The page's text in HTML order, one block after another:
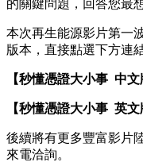
的關鍵問題，回答您最
本次再生能源影片第一
版本，直接點選下方連
【秒懂憑證大小事 中文
【秒懂憑證大小事 英文
後續將有更多豐富影片
來電洽詢。